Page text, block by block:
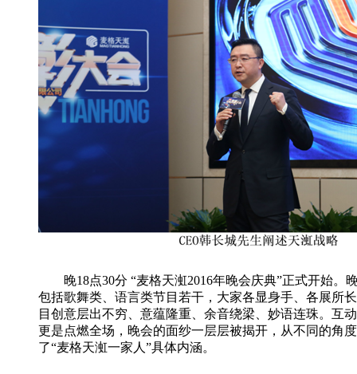
晚18点30分 “麦格天渱2016年晚会庆典”正式开始。
包括歌舞类、语言类节目若干，大家各显身手、各展所
目创意层出不穷、意蕴隆重、余音绕梁、妙语连珠。互
更是点燃全场，晚会的面纱一层层被揭开，从不同的角
了“麦格天渱一家人”具体内涵。